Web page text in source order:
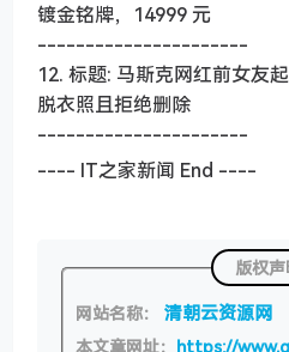
镀金铭牌，14999 元
----------------------
12. 标题: 马斯克网红前女友
脱衣照且拒绝删除
----------------------
---- IT之家新闻 End ----
版权声
网站名称： 清朝云资源网
本文章网址： https://